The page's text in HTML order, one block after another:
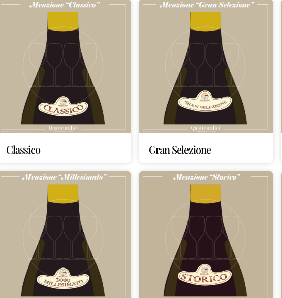
Classico Gran Selezione